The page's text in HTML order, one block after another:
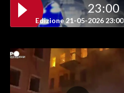
SPIAGGE
23:00
Edizione 21-05-2026 23:00